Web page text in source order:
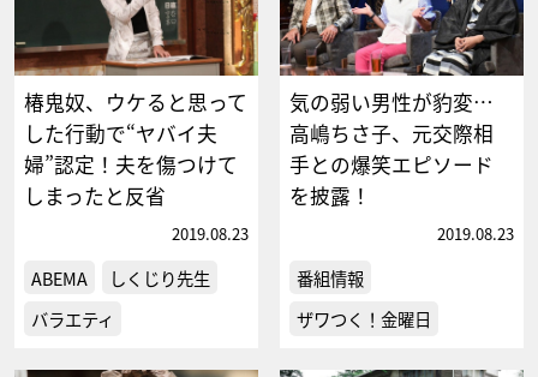
椿鬼奴、ウケると思って
した行動で“ヤバイ夫
婦”認定！夫を傷つけて
しまったと反省
2019.08.23
ABEMA
しくじり先生
バラエティ
気の弱い男性が豹変…
高嶋ちさ子、元交際相
手との爆笑エピソード
を披露！
2019.08.23
番組情報
ザワつく！金曜日